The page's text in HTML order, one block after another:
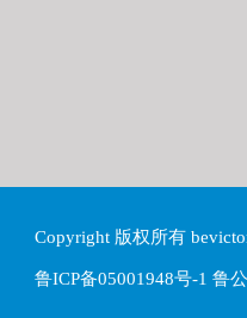
Copyright 版权所有
鲁ICP备05001948号-1 鲁